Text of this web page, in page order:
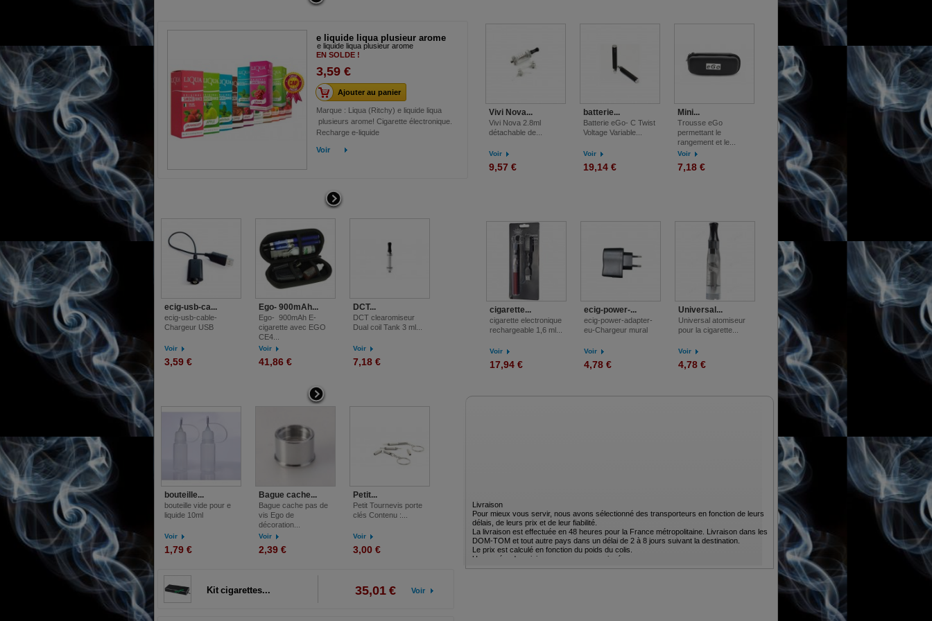
e liquide liqua plusieur arome
Pour mieux vous servir, nous avons sélectionné des transporteurs en fonction de leurs
délais, de leurs prix et de leur fiabilité.
La livraison est effectuée en 48 heures pour la France métropolitaine. Livraison dans les
DOM-TOM et tout autre pays dans un délai de 2 à 8 jours suivant la destination.
Le prix est calculé en fonction du poids du colis.
Un numéro de suivi vous serra communiqué.
Si vous rencontrez un problème avec ce transporteur, notre service client s’occupera et
cigarette...
cigarette electronique
rechargeable 1,6 ml...
Voir
17,94 €
ecig-power-...
ecig-power-adapter-
eu-Chargeur mural
Voir
4,78 €
Universal...
Universal atomiseur
pour la cigarette...
Voir
4,78 €
ecig-usb-ca...
ecig-usb-cable-
Chargeur USB
Voir
3,59 €
Ego- 900mAh...
Ego- 900mAh E-
cigarette avec EGO
CE4...
Voir
41,86 €
DCT...
DCT clearomiseur
Dual coil Tank 3 ml...
Voir
7,18 €
support...
support batterie ego
Support en silicone...
Voir
3,59 €
clearomizer...
Nouveau
clearomiseur /
clearomizer CE4+...
Voir
4,78 €
Drip Tip...
Drip Tip Stainless
Long pour 510 /
ViVi...
Voir
4,31 €
e liquide liqua plusieur arome
EN SOLDE !
3,59 €
Ajouter au panier
Marque : Liqua (Ritchy) e liquide liqua
plusieurs arome! Cigarette électronique.
Recharge e-liquide
Voir
EN SOLDE !
Clearomizer Mini Vivi Nova2.5ml
Voir
bouteille...
bouteille vide pour e
liquide 10ml
Voir
1,79 €
Bague cache...
Bague cache pas de
vis Ego de
décoration...
Voir
2,39 €
Petit...
Petit Tournevis porte
clés Contenu :...
Voir
3,00 €
Kit cigarettes... 35,01 € Voir
Vivi Nova...
Vivi Nova 2.8ml
détachable de...
Voir
9,57 €
batterie...
Batterie eGo- C Twist
Voltage Variable...
Voir
19,14 €
Mini...
Trousse eGo
permettant le
rangement et le...
Voir
7,18 €